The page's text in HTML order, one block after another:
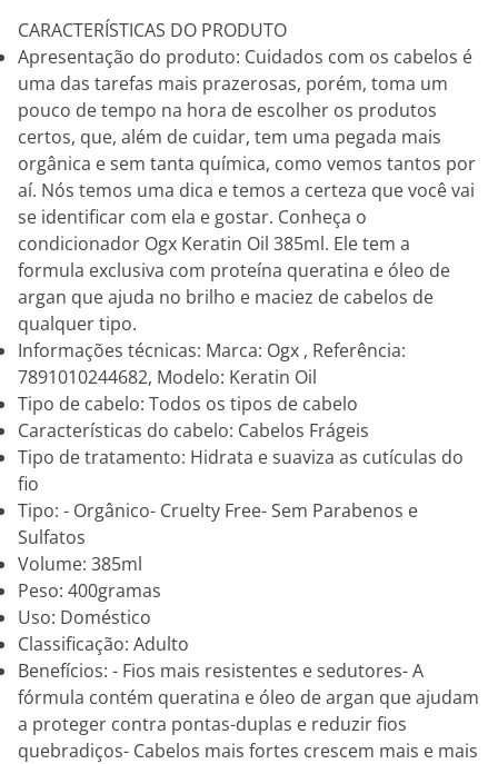
CARACTERÍSTICAS DO PRODUTO
Apresentação do produto: Cuidados com os cabelos é
uma das tarefas mais prazerosas, porém, toma um
pouco de tempo na hora de escolher os produtos
certos, que, além de cuidar, tem uma pegada mais
orgânica e sem tanta química, como vemos tantos por
aí. Nós temos uma dica e temos a certeza que você vai
se identificar com ela e gostar. Conheça o
condicionador Ogx Keratin Oil 385ml. Ele tem a
formula exclusiva com proteína queratina e óleo de
argan que ajuda no brilho e maciez de cabelos de
qualquer tipo.
Informações técnicas: Marca: Ogx , Referência:
7891010244682, Modelo: Keratin Oil
Tipo de cabelo: Todos os tipos de cabelo
Características do cabelo: Cabelos Frágeis
Tipo de tratamento: Hidrata e suaviza as cutículas do
fio
Tipo: - Orgânico- Cruelty Free- Sem Parabenos e
Sulfatos
Volume: 385ml
Peso: 400gramas
Uso: Doméstico
Classificação: Adulto
Benefícios: - Fios mais resistentes e sedutores- A
fórmula contém queratina e óleo de argan que ajudam
a proteger contra pontas-duplas e reduzir fios
quebradiços- Cabelos mais fortes crescem mais e mais